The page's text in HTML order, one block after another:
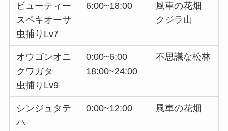
ビューティー
スペキオーサ
虫捕りLv7
6:00~18:00
風車の花畑
クジラ山
オウゴンオニ
クワガタ
虫捕りLv9
0:00~6:00
18:00~24:00
不思議な松林
シンジュタテ
ハ
0:00~12:00 風車の花畑